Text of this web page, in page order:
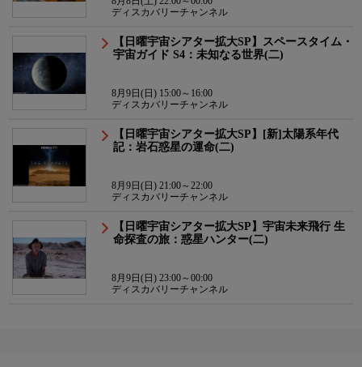
ディスカバリーチャンネル
【日曜宇宙シアター拡大SP】スペースタイム・
宇宙ガイド S4：未知なる世界(二)
8月9日(日) 15:00～16:00
ディスカバリーチャンネル
【日曜宇宙シアター拡大SP】[新]太陽系年代
記：岩石惑星の運命(二)
8月9日(日) 21:00～22:00
ディスカバリーチャンネル
【日曜宇宙シアター拡大SP】宇宙未来飛行 生
命探査の旅：惑星ハンター(二)
8月9日(日) 23:00～00:00
ディスカバリーチャンネル